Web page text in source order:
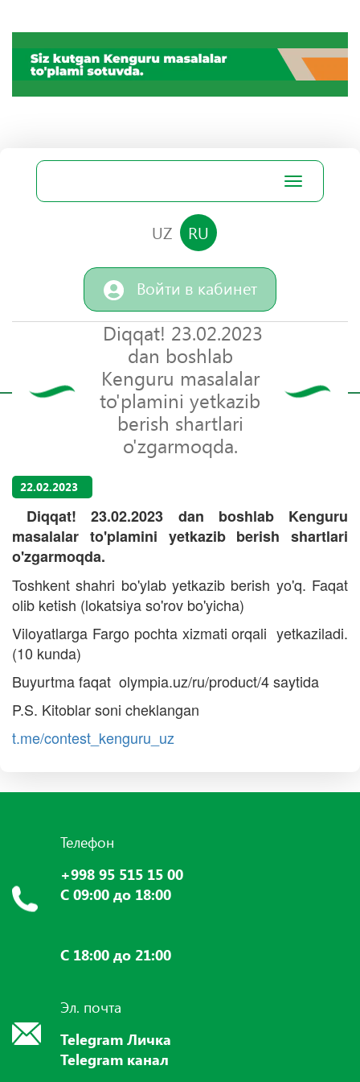
Toggle
navigation
UZ RU
Войти в кабинет
Diqqat! 23.02.2023
dan boshlab
Kenguru masalalar
to'plamini yetkazib
berish shartlari
o'zgarmoqda.
22.02.2023
Diqqat! 23.02.2023 dan boshlab Kenguru
masalalar to'plamini yetkazib berish shartlari
o'zgarmoqda.
Toshkent shahri bo'ylab yetkazib berish yo'q. Faqat
olib ketish (lokatsiya so'rov bo'yicha)
Viloyatlarga Fargo pochta xizmati orqali yetkaziladi.
(10 kunda)
Buyurtma faqat olympia.uz/ru/product/4 saytida
P.S. Kitoblar soni cheklangan
t.me/contest_kenguru_uz
Телефон
+998 95 515 15 00
С 09:00 до 18:00
С 18:00 до 21:00
Эл. почта
Telegram Личка
Telegram канал